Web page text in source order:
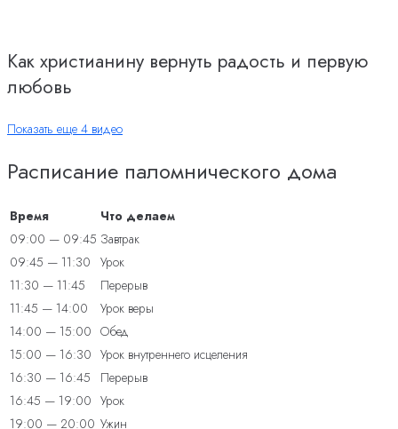
Как христианину вернуть радость и первую
любовь
Показать еще 4 видео
Расписание паломнического дома
Время
Что делаем
09:00 — 09:45 Завтрак
09:45 — 11:30 Урок
11:30 — 11:45
Перерыв
11:45 — 14:00
Урок веры
14:00 — 15:00 Обед
15:00 — 16:30 Урок внутреннего исцеления
16:30 — 16:45
Перерыв
16:45 — 19:00 Урок
19:00 — 20:00 Ужин